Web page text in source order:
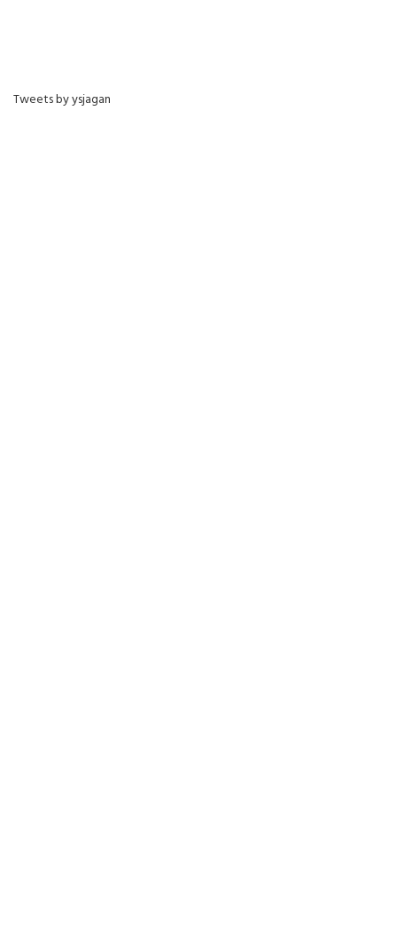
Tweets by ysjagan